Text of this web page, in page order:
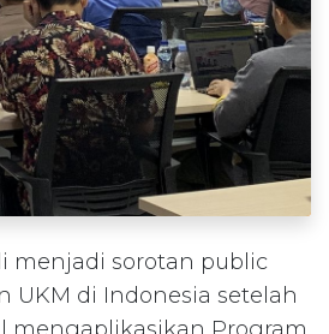
menjadi sorotan public
UKM di Indonesia setelah